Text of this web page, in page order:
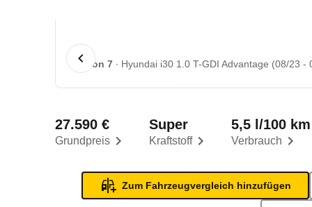
1 von 7 Hyundai i30 1.0 T-GDI Advantage (08/23 -
Grundpreis
27.590 €
Kraftstoff
Super
Verbrauch
5,5 l/100 km
Zum Fahrzeugvergleich hinzufügen